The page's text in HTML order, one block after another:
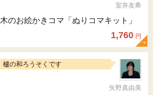
室井友希
木のお絵かきコマ「ぬりコマキット」
1,760 円
櫨の和ろうそくです
矢野真由美